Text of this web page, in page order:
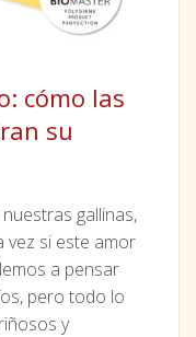
cómo las
su
gallinas,
vez si este amor
a pensar
pero todo lo
y